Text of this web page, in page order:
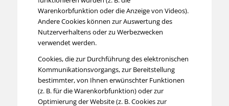
Warenkorbfunktion oder die Anzeige von Videos).
Andere Cookies können zur Auswertung des
Nutzerverhaltens oder zu Werbezwecken
verwendet werden.
Cookies, die zur Durchführung des elektronischen
Kommunikationsvorgangs, zur Bereitstellung
bestimmter, von Ihnen erwünschter Funktionen
(z. B. für die Warenkorbfunktion) oder zur
Optimierung der Website (z. B. Cookies zur